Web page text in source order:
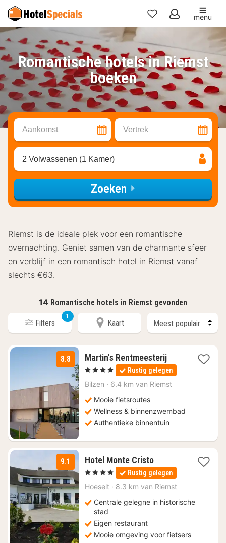
Mijn
favorieten
menu
Romantische hotels in Riemst
boeken
Aankomst Vertrek
2 Volwassenen (1 Kamer)
Zoeken
Riemst is de ideale plek voor een romantische
overnachting. Geniet samen van de charmante sfeer
en verblijf in een romantisch hotel in Riemst vanaf
slechts €63.
14 Romantische hotels in Riemst gevonden
Filters
1
Kaart
8.8 Martin's Rentmeesterij1
nacht
vanaf
€
, 4 Sterren Rustig gelegen
Bilzen · 6.4 km van Riemst
Mooie fietsroutes
Wellness & binnenzwembad
Authentieke binnentuin
9.1 Hotel Monte Cristo1
nacht
vanaf
€
, 4 Sterren Rustig gelegen
Hoeselt · 8.3 km van Riemst
Centrale gelegne in historische
stad
Eigen restaurant
Mooie omgeving voor fietsers